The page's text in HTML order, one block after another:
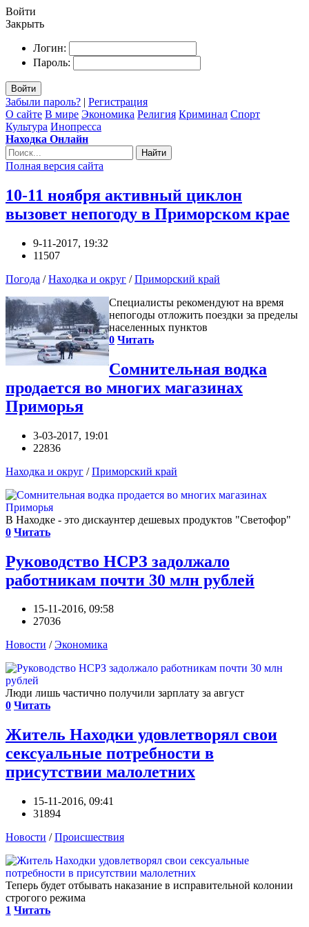
Войти
Закрыть
Логин:
Пароль:
Войти
Забыли пароль? | Регистрация
О сайте В мире Экономика Религия Криминал Спорт
Культура Инопресса
Находка Онлайн
Найти
Полная версия сайта
10-11 ноября активный циклон
вызовет непогоду в Приморском крае
9-11-2017, 19:32
11507
Погода /Находка и округ /Приморский край
Специалисты рекомендуют на время
непогоды отложить поездки за пределы
населенных пунктов
0 Читать
Сомнительная водка
продается во многих магазинах
Приморья
3-03-2017, 19:01
22836
Находка и округ /Приморский край
В Находке - это дискаунтер дешевых продуктов "Светофор"
0 Читать
Руководство НСРЗ задолжало
работникам почти 30 млн рублей
15-11-2016, 09:58
27036
Новости /Экономика
Люди лишь частично получили зарплату за август
0 Читать
Житель Находки удовлетворял свои
сексуальные потребности в
присутствии малолетних
15-11-2016, 09:41
31894
Новости /Происшествия
Теперь будет отбывать наказание в исправительной колонии
строгого режима
1 Читать